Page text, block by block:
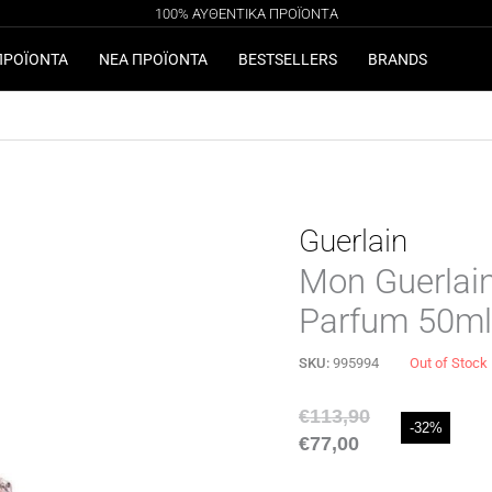
100% ΑΥΘΕΝΤΙΚΑ ΠΡΟΪΟΝΤΑ
ΔΩΡΕΑΝ ΜΕΤΑΦΟΡΙΚΑ ΓΙΑ ΑΓΟΡΕΣ ΑΝΩ ΤΩΝ 49€
ΝΕΑ ΠΡΟΪΟΝΤΑ BESTSELLERS BRANDS
Guerlain
Mon
Parfum 50ml
SKU: 995994 Out of Stock
€113,90
€77,00
-32%